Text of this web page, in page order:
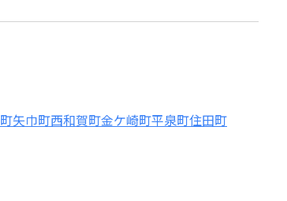
矢巾町西和賀町金ケ崎町平泉町住田町